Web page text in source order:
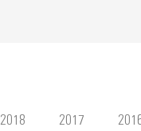
2018 2017